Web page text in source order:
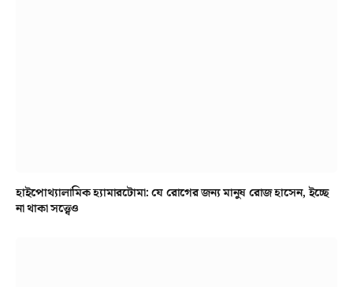
হাইপোথ্যালামিক হ্যামারটোমা: যে রোগের জন্য মানুষ রোজ হাসেন, ইচ্ছে
না থাকা সত্ত্বেও